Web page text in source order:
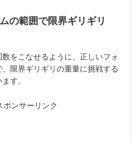
の範囲で限界ギリギリ
をこなせるように、正しいフォ
限界ギリギリの重量に挑戦する
す。
ポンサーリンク